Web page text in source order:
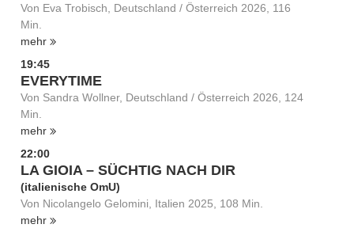
Von Eva Trobisch, Deutschland / Österreich 2026, 116
Min.
mehr
19:45
EVERYTIME
Von Sandra Wollner, Deutschland / Österreich 2026, 124
Min.
mehr
22:00
LA GIOIA – SÜCHTIG NACH DIR
(italienische OmU)
Von Nicolangelo Gelomini, Italien 2025, 108 Min.
mehr